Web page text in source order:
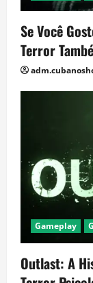
Se Você
Terror
Gameplay
Outlast: A